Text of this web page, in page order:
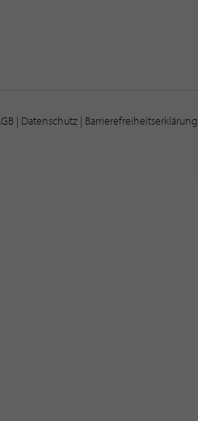
| Datenschutz | Barrierefreiheitserklärung